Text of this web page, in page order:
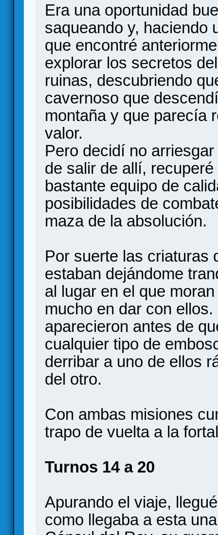
Era una oportunidad
saqueando y, haciendo
que encontré
explorar los secretos
ruinas, descubriendo
cavernoso que
montaña y que parecía
valor.
Pero decidí no
de salir de allí,
bastante equipo de
posibilidades de
maza de la absolución.
Por suerte las criaturas
estaban dejándome
al lugar en el que
mucho en dar con
aparecieron antes de
cualquier tipo de
derribar a uno de ellos
del otro.
Con ambas misiones
trapo de vuelta a la
Turnos 14 a 20
Apurando el viaje,
como llegaba a esta